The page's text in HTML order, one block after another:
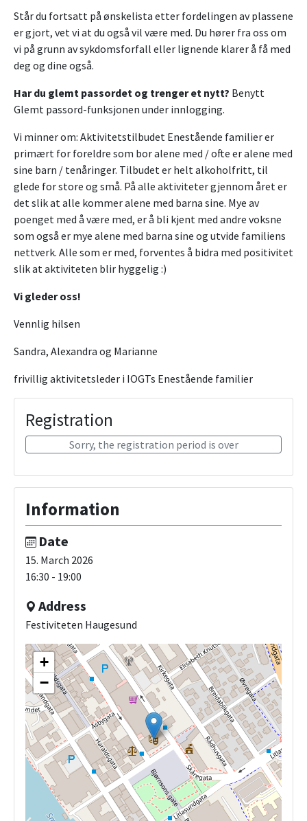
Står du fortsatt på ønskelista etter fordelingen av plassene
er gjort, vet vi at du også vil være med. Du hører fra oss om
vi på grunn av sykdomsforfall eller lignende klarer å få med
deg og dine også.
Har du glemt passordet og trenger et nytt? Benytt
Glemt passord-funksjonen under innlogging.
Vi minner om: Aktivitetstilbudet Enestående familier er
primært for foreldre som bor alene med / ofte er alene med
sine barn / tenåringer. Tilbudet er helt alkoholfritt, til
glede for store og små. På alle aktiviteter gjennom året er
det slik at alle kommer alene med barna sine. Mye av
poenget med å være med, er å bli kjent med andre voksne
som også er mye alene med barna sine og utvide familiens
nettverk. Alle som er med, forventes å bidra med positivitet
slik at aktiviteten blir hyggelig :)
Vi gleder oss!
Vennlig hilsen
Sandra, Alexandra og Marianne
frivillig aktivitetsleder i IOGTs Enestående familier
Registration
Sorry, the registration period is over
Information
Date
15. March 2026
16:30 - 19:00
Address
Festiviteten Haugesund
+
−